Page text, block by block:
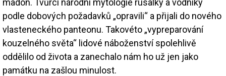
madon. Tvůrci národní mytologie rusalky a vodníky
podle dobových požadavků „opravili“ a přijali do nového
vlasteneckého panteonu. Takovéto „vypreparování
kouzelného světa“ lidové náboženství spolehlivě
oddělilo od života a zanechalo nám ho už jen jako
památku na zašlou minulost.